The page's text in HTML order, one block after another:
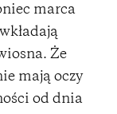
marca
Że
mają oczy
od dnia